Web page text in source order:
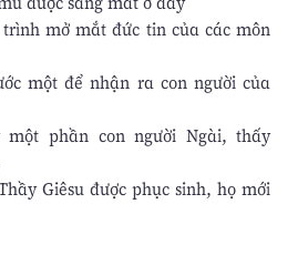
mở mắt đức tin của các môn
một để nhận ra con người của
phần con người Ngài, thấy
Giêsu được phục sinh, họ mới